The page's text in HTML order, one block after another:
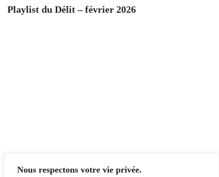
Nous respectons votre vie privée.
Playlist du Délit – février 2026